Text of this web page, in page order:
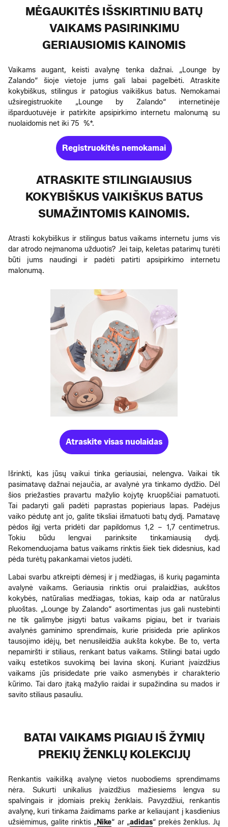
MĖGAUKITĖS IŠSKIRTINIU BATŲ
VAIKAMS PASIRINKIMU
GERIAUSIOMIS KAINOMIS
Vaikams augant, keisti avalynę tenka dažnai. „Lounge by
Zalando“ šioje vietoje jums gali labai pagelbėti. Atraskite
kokybiškus, stilingus ir patogius vaikiškus batus. Nemokamai
užsiregistruokite „Lounge by Zalando“ internetinėje
išparduotuvėje ir patirkite apsipirkimo internetu malonumą su
nuolaidomis net iki 75 %*.
Registruokitės nemokamai
ATRASKITE STILINGIAUSIUS
KOKYBIŠKUS VAIKIŠKUS BATUS
SUMAŽINTOMIS KAINOMIS.
Atrasti kokybiškus ir stilingus batus vaikams internetu jums vis
dar atrodo neįmanoma užduotis? Jei taip, keletas patarimų turėti
būti jums naudingi ir padėti patirti apsipirkimo internetu
malonumą.
Atraskite visas nuolaidas
Išrinkti, kas jūsų vaikui tinka geriausiai, nelengva. Vaikai tik
pasimatavę dažnai nejaučia, ar avalynė yra tinkamo dydžio. Dėl
šios priežasties pravartu mažylio kojytę kruopščiai pamatuoti.
Tai padaryti gali padėti paprastas popieriaus lapas. Padėjus
vaiko pėdutę ant jo, galite tiksliai išmatuoti batų dydį. Pamatavę
pėdos ilgį verta pridėti dar papildomus 1,2 – 1,7 centimetrus.
Tokiu būdu lengvai parinksite tinkamiausią dydį.
Rekomenduojama batus vaikams rinktis šiek tiek didesnius, kad
pėda turėtų pakankamai vietos judėti.
Labai svarbu atkreipti dėmesį ir į medžiagas, iš kurių pagaminta
avalynė vaikams. Geriausia rinktis orui pralaidžias, aukštos
kokybės, natūralias medžiagas, tokias, kaip oda ar natūralus
pluoštas. „Lounge by Zalando“ asortimentas jus gali nustebinti
ne tik galimybe įsigyti batus vaikams pigiau, bet ir tvariais
avalynės gaminimo sprendimais, kurie prisideda prie aplinkos
tausojimo idėjų, bet nenusileidžia aukšta kokybe. Be to, verta
nepamiršti ir stiliaus, renkant batus vaikams. Stilingi batai ugdo
vaikų estetikos suvokimą bei lavina skonį. Kuriant įvaizdžius
vaikams jūs prisidedate prie vaiko asmenybės ir charakterio
kūrimo. Tai daro įtaką mažylio raidai ir supažindina su mados ir
savito stiliaus pasauliu.
BATAI VAIKAMS PIGIAU IŠ ŽYMIŲ
PREKIŲ ŽENKLŲ KOLEKCIJŲ
Renkantis vaikišką avalynę vietos nuobodiems sprendimams
nėra. Sukurti unikalius įvaizdžius mažiesiems lengva su
spalvingais ir įdomiais prekių ženklais. Pavyzdžiui, renkantis
avalynę, kuri tinkama žaidimams parke ar keliaujant į kasdienius
užsiėmimus, galite rinktis „Nike“ ar „adidas“ prekės ženklus. Jų